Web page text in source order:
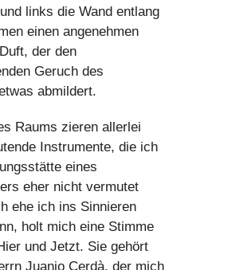
links die Wand entlang
einen angenehmen
der den
Geruch des
abmildert.
Raums zieren allerlei
Instrumente, die ich
eines
eher nicht vermutet
ehe ich ins Sinnieren
holt mich eine Stimme
und Jetzt. Sie gehört
Juanjo Cerdà, der mich